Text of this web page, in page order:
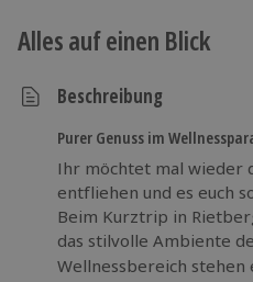
Alles auf einen Blick
Beschreibung
Purer Genuss im
Ihr möchtet mal wieder
entfliehen und es euch
Beim Kurztrip in
das stilvolle Ambiente
Wellnessbereich stehen